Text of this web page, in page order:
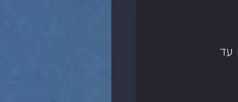
עד